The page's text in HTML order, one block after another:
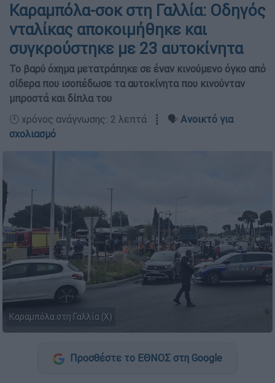
Καραμπόλα-σοκ στη Γαλλία: Οδηγός
νταλίκας αποκοιμήθηκε και
συγκρούστηκε με 23 αυτοκίνητα
Το βαρύ όχημα μετατράπηκε σε έναν κινούμενο όγκο από
σίδερα που ισοπέδωσε τα αυτοκίνητα που κινούνταν
μπροστά και δίπλα του
🕛 χρόνος ανάγνωσης: 2 λεπτά ┋ 🗣️ Ανοικτό για
σχολιασμό
Καραμπόλα στη Γαλλία (Χ)
Προσθέστε το ΕΘΝΟΣ στη Google